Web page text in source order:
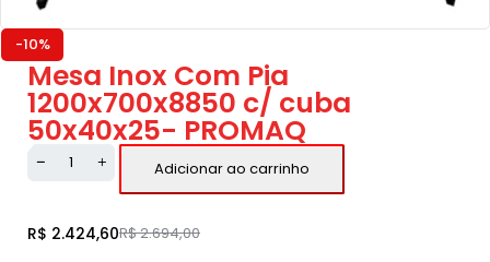
-10%
Mesa Inox Com Pia
1200x700x8850 c/ cuba
50x40x25- PROMAQ
Adicionar ao carrinho
R$2.694,00
R$ 2.424,60